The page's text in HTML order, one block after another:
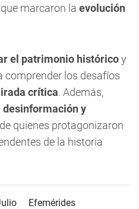
que marcaron la evolución
el patrimonio históricoy
comprender los desafíos
crítica. Además,
desinformación y
de quienes protagonizaron
de la historia
Efemérides